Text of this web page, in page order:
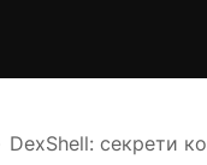
DexShell: секрети